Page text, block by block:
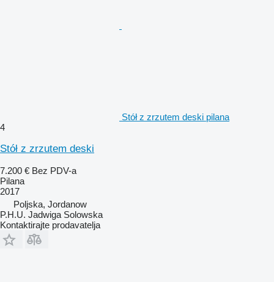
Stół z zrzutem deski pilana
4
Stół z zrzutem deski
7.200 € Bez PDV-a
Pilana
2017
Poljska, Jordanow
P.H.U. Jadwiga Solowska
Kontaktirajte prodavatelja